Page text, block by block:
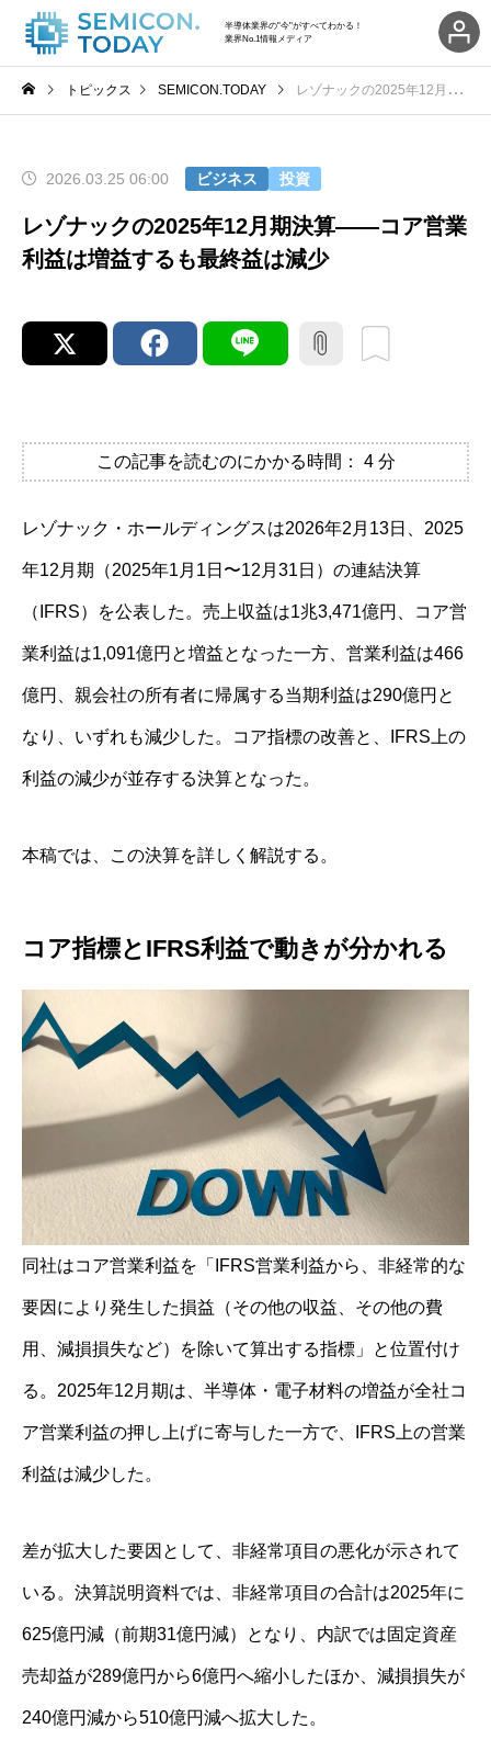
半導体業界の"今"がすべてわかる！
業界No.1情報メディア
トピックス SEMICON.TODAY レゾナックの2025年12月期決算――コア営業利益は増益するも最終益は減少
2026.03.25 06:00 ビジネス 投資
レゾナックの2025年12月期決算――コア営業
利益は増益するも最終益は減少
この記事を読むのにかかる時間： 4 分
レゾナック・ホールディングスは2026年2月13日、2025
年12月期（2025年1月1日〜12月31日）の連結決算
（IFRS）を公表した。売上収益は1兆3,471億円、コア営
業利益は1,091億円と増益となった一方、営業利益は466
億円、親会社の所有者に帰属する当期利益は290億円と
なり、いずれも減少した。コア指標の改善と、IFRS上の
利益の減少が並存する決算となった。
本稿では、この決算を詳しく解説する。
コア指標とIFRS利益で動きが分かれる
同社はコア営業利益を「IFRS営業利益から、非経常的な
要因により発生した損益（その他の収益、その他の費
用、減損損失など）を除いて算出する指標」と位置付け
る。2025年12月期は、半導体・電子材料の増益が全社コ
ア営業利益の押し上げに寄与した一方で、IFRS上の営業
利益は減少した。
差が拡大した要因として、非経常項目の悪化が示されて
いる。決算説明資料では、非経常項目の合計は2025年に
625億円減（前期31億円減）となり、内訳では固定資産
売却益が289億円から6億円へ縮小したほか、減損損失が
240億円減から510億円減へ拡大した。